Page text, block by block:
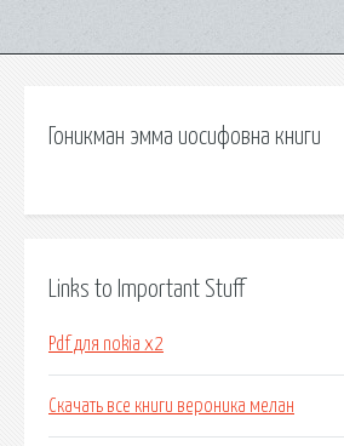
Гоникман эмма иосифовна книги
Links to Important Stuff
Pdf для nokia x2
Скачать все книги вероника мелан